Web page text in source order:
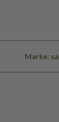
Marke: